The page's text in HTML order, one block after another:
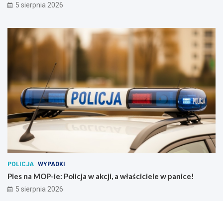
5 sierpnia 2026
POLICJA WYPADKI
Pies na MOP-ie: Policja w akcji, a właściciele w panice!
5 sierpnia 2026